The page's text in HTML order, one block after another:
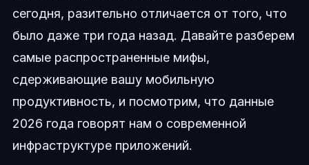
сегодня, разительно отличается от того, что
было даже три года назад. Давайте разберем
самые распространенные мифы,
сдерживающие вашу мобильную
продуктивность, и посмотрим, что данные
2026 года говорят нам о современной
инфраструктуре приложений.